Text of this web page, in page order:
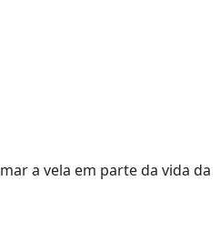
a vela em parte da vida da